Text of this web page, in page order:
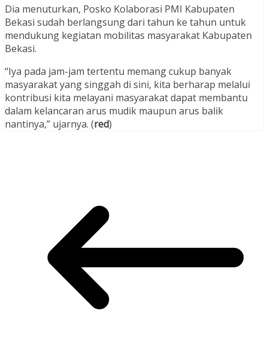
Dia menuturkan, Posko Kolaborasi PMI Kabupaten
Bekasi sudah berlangsung dari tahun ke tahun untuk
mendukung kegiatan mobilitas masyarakat Kabupaten
Bekasi.
“Iya pada jam-jam tertentu memang cukup banyak
masyarakat yang singgah di sini, kita berharap melalui
kontribusi kita melayani masyarakat dapat membantu
dalam kelancaran arus mudik maupun arus balik
nantinya,” ujarnya. (red)